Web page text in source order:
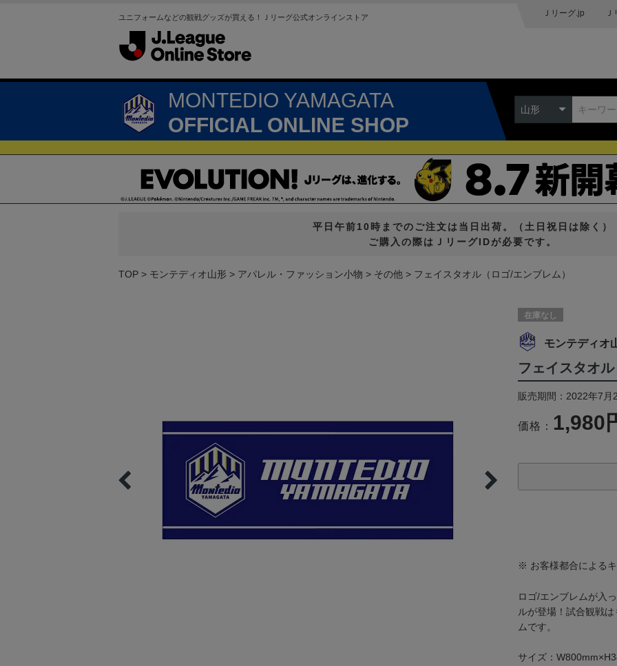
ユニフォームなどの観戦グッズが買える！Ｊリーグ公式オンラインストア Ｊリーグ.jp
MONTEDIO YAMAGATA
OFFICIAL ONLINE SHOP
山形
平日午前10時までのご注文は当日出荷。（土日祝日は除く）
ご購入の際はＪリーグIDが必要です。
TOP モンテディオ山形 アパレル・ファッション小物 その他 フェイスタオル（ロゴ/エンブレム）
在庫なし
モンテディオ
フェイスタオ
販売期間：2022年7
価格： 1,980
※ お客様都合による
ロゴ/エンブレムが入
ルが登場！試合観戦
ムです。
サイズ：